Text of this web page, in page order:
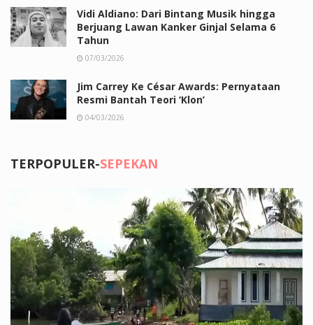
Vidi Aldiano: Dari Bintang Musik hingga
Berjuang Lawan Kanker Ginjal Selama 6
Tahun
07/03/2026
Jim Carrey Ke César Awards: Pernyataan
Resmi Bantah Teori ‘Klon’
04/03/2026
TERPOPULER-SEPEKAN